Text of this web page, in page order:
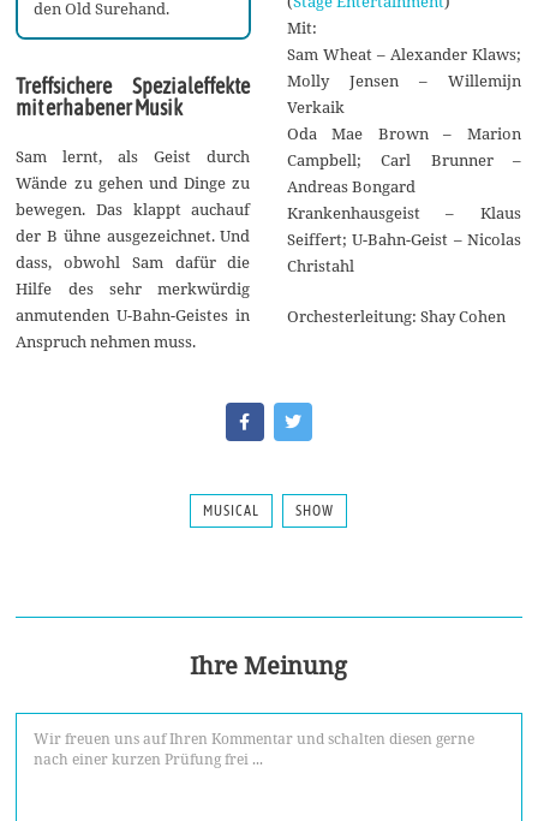
den Old Surehand.
Treffsichere Spezialeffekte
mit erhabener Musik
Sam lernt, als Geist durch
Wände zu gehen und Dinge zu
bewegen. Das klappt auchauf
der B ühne ausgezeichnet. Und
dass, obwohl Sam dafür die
Hilfe des sehr merkwürdig
anmutenden U-Bahn-Geistes in
Anspruch nehmen muss.
Mit:
Sam Wheat – Alexander Klaws;
Molly Jensen – Willemijn
Verkaik
Oda Mae Brown – Marion
Campbell; Carl Brunner –
Andreas Bongard
Krankenhausgeist – Klaus
Seiffert; U-Bahn-Geist – Nicolas
Christahl
Orchesterleitung: Shay Cohen
MUSICAL SHOW
Ihre Meinung